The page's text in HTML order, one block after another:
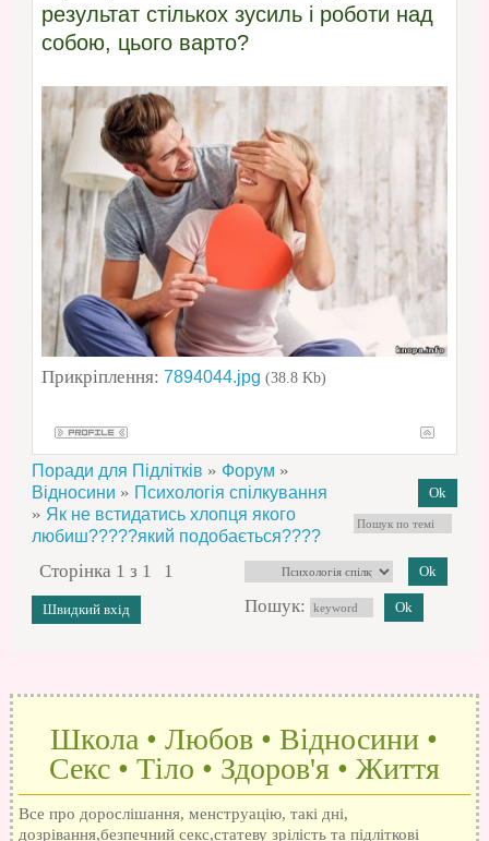
результат стількох зусиль і роботи над
собою, цього варто?
Прикріплення: 7894044.jpg (38.8 Kb)
Поради для Підлітків » Форум »
Відносини » Психологія спілкування
» Як не встидатись хлопця якого
любиш?????який подобається????
Сторінка 1 з 1
1
Пошук:
Школа • Любов • Відносини •
Секс • Тіло • Здоров'я • Життя
Все про дорослішання, менструацію, такі дні,
дозрівання,безпечний секс,статеву зрілість та підліткові